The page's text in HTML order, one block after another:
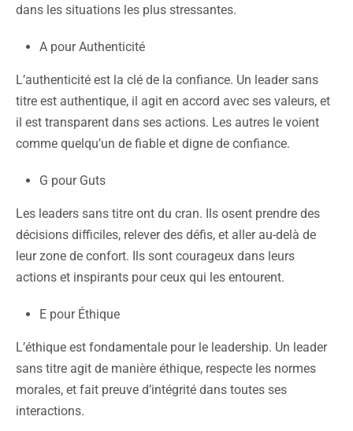
dans les situations les plus stressantes.
A pour Authenticité
L’authenticité est la clé de la confiance. Un leader sans
titre est authentique, il agit en accord avec ses valeurs, et
il est transparent dans ses actions. Les autres le voient
comme quelqu’un de fiable et digne de confiance.
G pour Guts
Les leaders sans titre ont du cran. Ils osent prendre des
décisions difficiles, relever des défis, et aller au-delà de
leur zone de confort. Ils sont courageux dans leurs
actions et inspirants pour ceux qui les entourent.
E pour Éthique
L’éthique est fondamentale pour le leadership. Un leader
sans titre agit de manière éthique, respecte les normes
morales, et fait preuve d’intégrité dans toutes ses
interactions.